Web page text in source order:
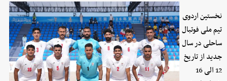
نخستین اردوی
تیم ملی فوتبال
ساحلی در سال
جدید از تاریخ
12 الی 16